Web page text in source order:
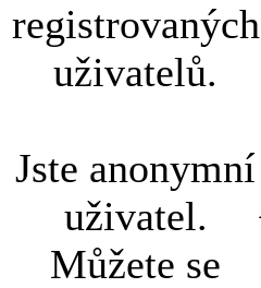
registrovaných
uživatelů.
Jste anonymní
uživatel.
Můžete se